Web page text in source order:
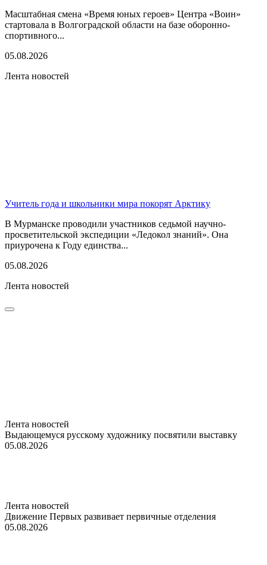
Масштабная смена «Время юных героев» Центра «Воин»
стартовала в Волгоградской области на базе оборонно-
спортивного...
05.08.2026
Лента новостей
Учитель года и школьники мира покорят Арктику
В Мурманске проводили участников седьмой научно-
просветительской экспедиции «Ледокол знаний». Она
приурочена к Году единства...
05.08.2026
Лента новостей
Лента новостей
Выдающемуся русскому художнику посвятили выставку
05.08.2026
Лента новостей
Движение Первых развивает первичные отделения
05.08.2026